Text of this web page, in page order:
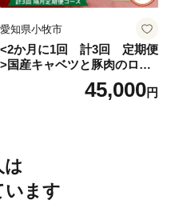
愛知県小牧市
<2か月に1回 計3回 定期便
>国産キャベツと豚肉のロー
ルキャベツ（6P入り）
45,000円
は
います